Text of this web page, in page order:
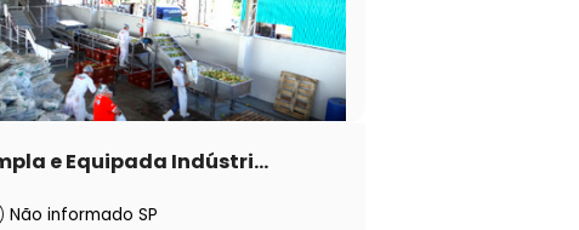
e Equipada Indústri...
Não informado SP